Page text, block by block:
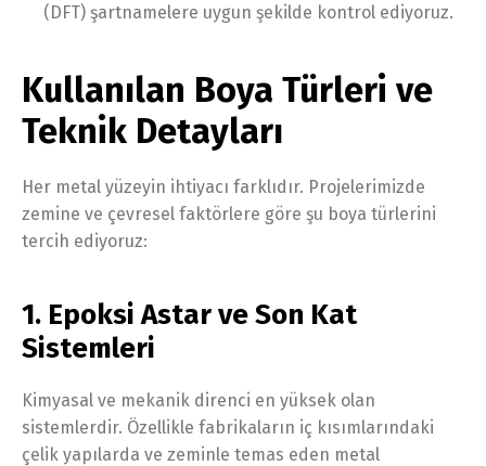
(DFT) şartnamelere uygun şekilde kontrol ediyoruz.
Kullanılan Boya Türleri ve
Teknik Detayları
Her metal yüzeyin ihtiyacı farklıdır. Projelerimizde
zemine ve çevresel faktörlere göre şu boya türlerini
tercih ediyoruz:
1. Epoksi Astar ve Son Kat
Sistemleri
Kimyasal ve mekanik direnci en yüksek olan
sistemlerdir. Özellikle fabrikaların iç kısımlarındaki
çelik yapılarda ve zeminle temas eden metal